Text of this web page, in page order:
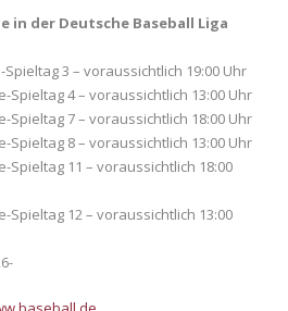
in der Deutsche Baseball Liga
Spieltag 3 – voraussichtlich 19:00 Uhr
Spieltag 4 – voraussichtlich 13:00 Uhr
Spieltag 7 – voraussichtlich 18:00 Uhr
Spieltag 8 – voraussichtlich 13:00 Uhr
Spieltag 11 – voraussichtlich 18:00
Spieltag 12 – voraussichtlich 13:00